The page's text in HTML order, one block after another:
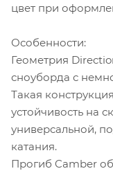
цвет при
Особенности:
Геометрия
сноуборда с
Такая
устойчивость на
универсальной,
катания.
Прогиб Camber